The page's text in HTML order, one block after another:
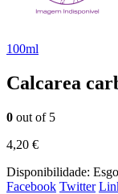
100ml
Calcarea
0 out of 5
4,20 €
Disponibilidade:
Facebook Twitter